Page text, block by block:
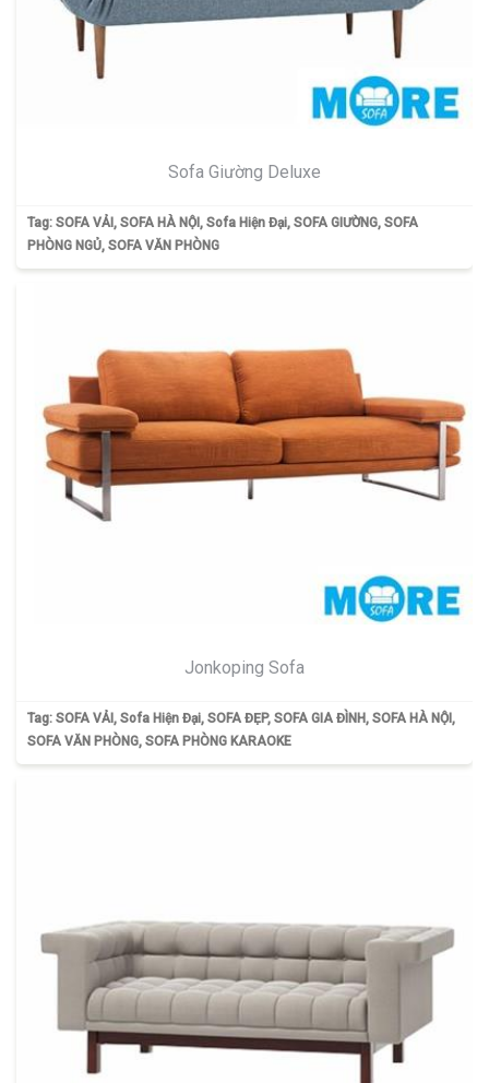
Sofa Giường Deluxe
Tag: SOFA VẢI, SOFA HÀ NỘI , Sofa Hiện Đại, SOFA GIƯỜNG, SOFA
PHÒNG NGỦ, SOFA VĂN PHÒNG
Jonkoping Sofa
Tag: SOFA VẢI, Sofa Hiện Đại, SOFA ĐẸP, SOFA GIA ĐÌNH, SOFA HÀ NỘI ,
SOFA VĂN PHÒNG, SOFA PHÒNG KARAOKE